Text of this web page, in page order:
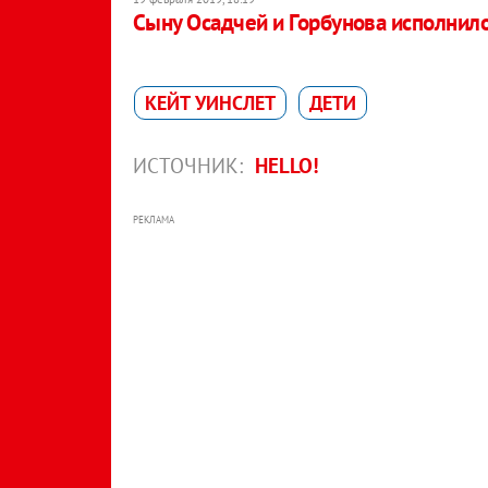
Сыну Осадчей и Горбунова
КЕЙТ УИНСЛЕТ ДЕТИ
ИСТОЧНИК: HELLO!
РЕКЛАМА